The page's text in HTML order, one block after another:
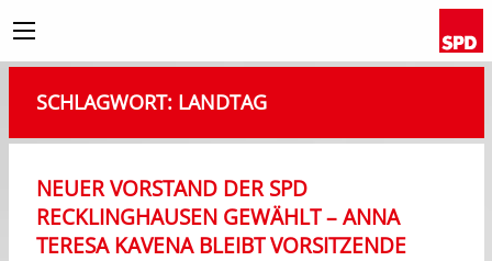
SCHLAGWORT: LANDTAG
NEUER VORSTAND DER SPD
RECKLINGHAUSEN GEWÄHLT – ANNA
TERESA KAVENA BLEIBT VORSITZENDE